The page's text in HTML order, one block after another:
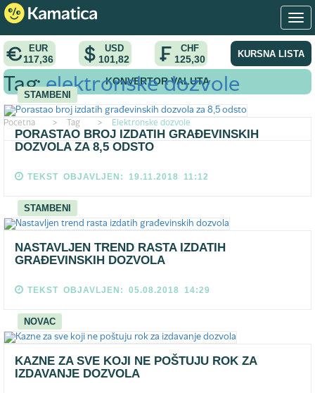
EUR
117,36
USD
101,82
CHF
125,30 KURSNA LISTA
KONVERTOR VALUTA
Pocetna > Tag > Elektronske dozvole
Tag:elektronske dozvole
STAMBENI
PORASTAO BROJ IZDATIH GRAĐEVINSKIH
DOZVOLA ZA 8,5 ODSTO
TEKST OBJAVLJEN: 19.11.2018 11:12
STAMBENI
NASTAVLJEN TREND RASTA IZDATIH
GRAĐEVINSKIH DOZVOLA
TEKST OBJAVLJEN: 05.08.2018 14:29
NOVAC
KAZNE ZA SVE KOJI NE POŠTUJU ROK ZA
IZDAVANJE DOZVOLA